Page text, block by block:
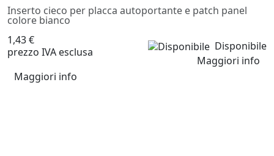
Inserto cieco per placca autoportante e patch panel
colore bianco
1,43 €
prezzo IVA esclusa
Disponibile
Maggiori info
Maggiori info